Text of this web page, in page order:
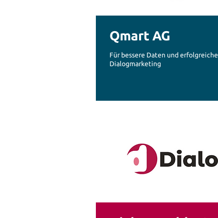
Qmart AG
Für bessere Daten und
Dialogmarketing